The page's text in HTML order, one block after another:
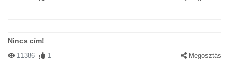
Nincs cím!
11386 1 Megosztás